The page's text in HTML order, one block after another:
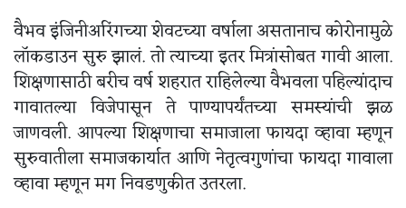
वैभव इंजिनीअरिंगच्या शेवटच्या वर्षाला असतानाच कोरोनामुळे
लॉकडाउन सुरु झालं. तो त्याच्या इतर मित्रांसोबत गावी आला.
शिक्षणासाठी बरीच वर्ष शहरात राहिलेल्या वैभवला पहिल्यांदाच
गावातल्या विजेपासून ते पाण्यापर्यंतच्या समस्यांची झळ
जाणवली. आपल्या शिक्षणाचा समाजाला फायदा व्हावा म्हणून
सुरुवातीला समाजकार्यात आणि नेतृत्वगुणांचा फायदा गावाला
व्हावा म्हणून मग निवडणुकीत उतरला.